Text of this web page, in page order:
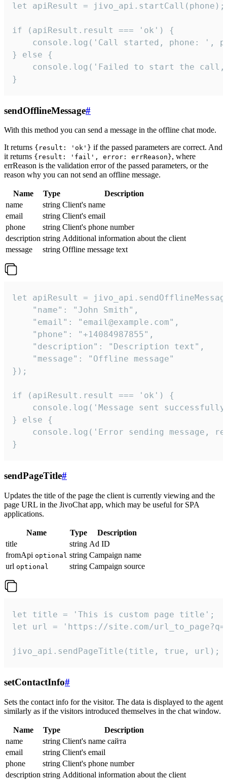
let apiResult = jivo_api.startCall(phone);
if (apiResult.result === 'ok') {
console.log('Call started, phone: ',
} else {
console.log('Failed to start the
}
sendOfflineMessage#
With this method you can send a message in the offline chat mode.
It returns {result: 'ok'} if the passed parameters are correct. And
it returns {result: 'fail', error: errReason}, where
errReason is the validation error of the passed parameters, or the
reason why you can not send an offline message.
Name Type
Description
name
string Client's name
email
string Client's email
phone
string Client's phone number
description string Additional information about the client
message
string Offline message text
let apiResult =
    "name": "John Smith",
    "email": "email@example.com",
    "phone": "+14084987855",
    "description": "Description text",
    "message": "Offline message"
});
if (apiResult.result === 'ok') {
console.log('Message sent
} else {
console.log('Error sending message,
}
sendPageTitle#
Updates the title of the page the client is currently viewing and the
page URL in the JivoChat app, which may be useful for SPA
applications.
Name Type
Description
title
string Ad ID
fromApi optional string Campaign name
url optional string Campaign source
let title = 'This is custom page title';
let url = 'https://site.com/
jivo_api.sendPageTitle(title, true, url);
setContactInfo#
Sets the contact info for the visitor. The data is displayed to the agent
similarly as if the visitors introduced themselves in the chat window.
Name Type
Description
name
string Client's name сайта
email
string Client's email
phone
string Client's phone number
description string Additional information about the client